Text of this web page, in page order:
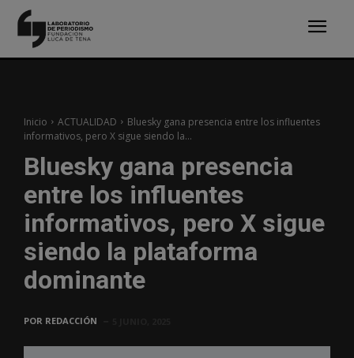
Inicio ACTUALIDAD
Bluesky gana presencia entre los influentes
informativos, pero X sigue siendo la...
Bluesky gana presencia
entre los influentes
informativos, pero X sigue
siendo la plataforma
dominante
POR REDACCIÓN